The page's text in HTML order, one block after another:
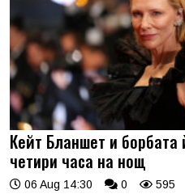
Кейт Бланшет и борбата
четири часа на нощ
06 Aug 14:30 0 595